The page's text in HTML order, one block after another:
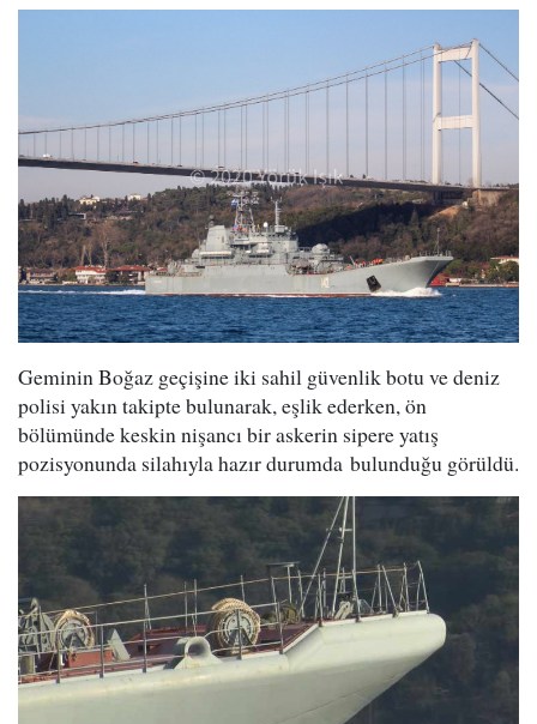
Geminin Boğaz geçişine iki sahil güvenlik botu ve deniz
polisi yakın takipte bulunarak, eşlik ederken, ön
bölümünde keskin nişancı bir askerin sipere yatış
pozisyonunda silahıyla hazır durumda bulunduğu görüldü.